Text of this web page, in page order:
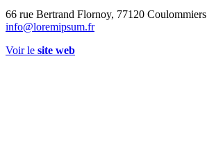
66 rue Bertrand Flornoy, 77120 Coulommiers
info@loremipsum.fr
Voir le site web